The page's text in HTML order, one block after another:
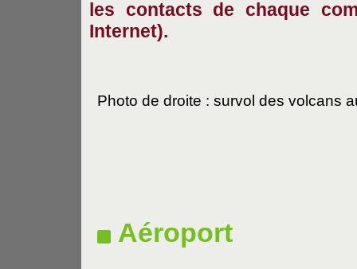
les contacts de chaque
Internet).
Photo de droite : survol des volcans
Aéroport